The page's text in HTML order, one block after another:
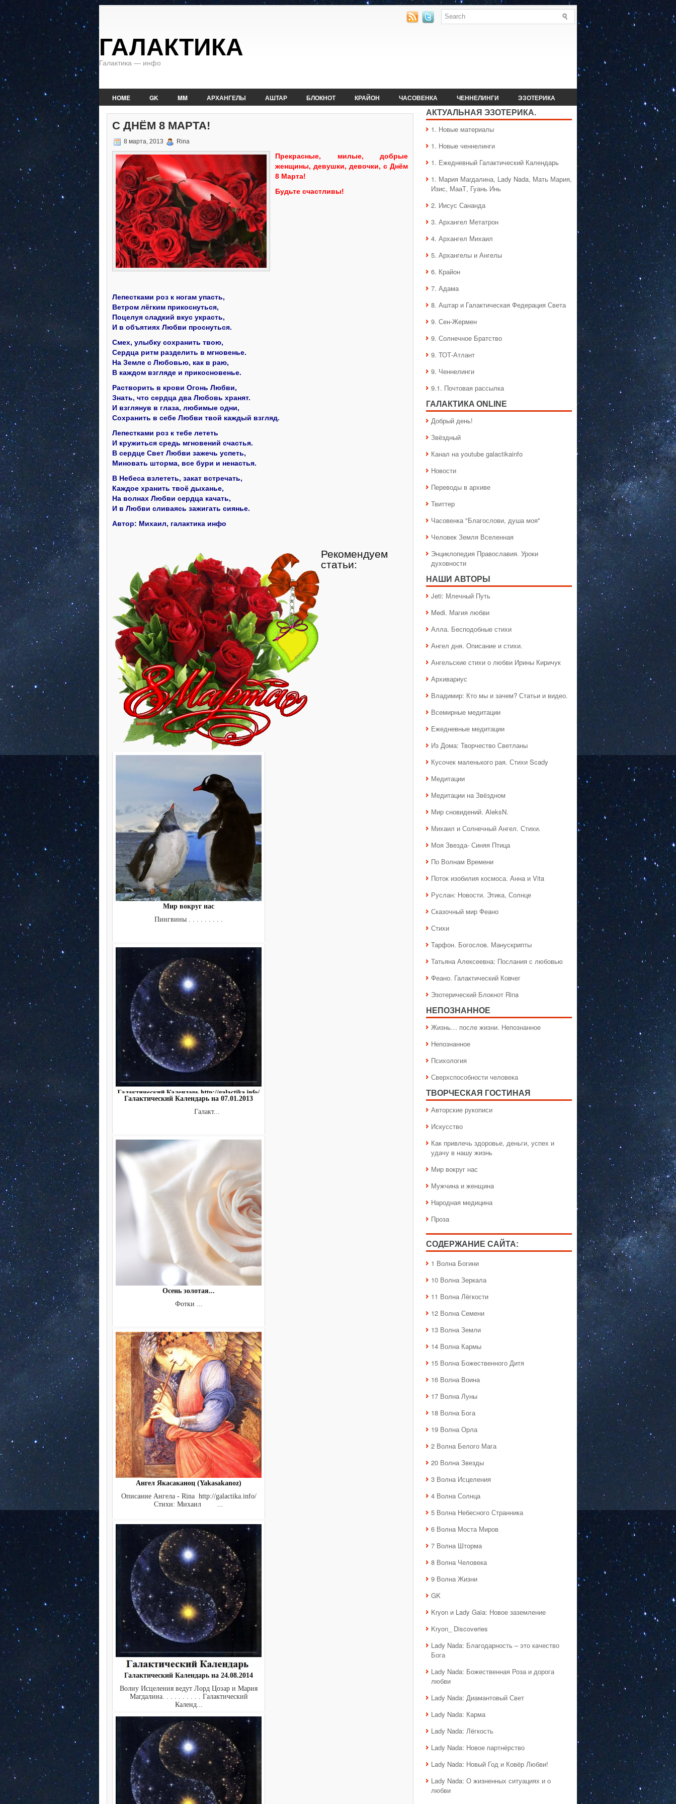
ГАЛАКТИКА
Галактика — инфо
HOME GK MM АРХАНГЕЛЫ АШТАР БЛОКНОТ КРАЙОН ЧАСОВЕНКА ЧЕННЕЛИНГИ ЭЗОТЕРИКА
С ДНЁМ 8 МАРТА!
8 марта, 2013 Rina
Прекрасные, милые, добрые
женщины, девушки, девочки, с Днём
8 Марта!
Будьте счастливы!
Лепестками роз к ногам упасть,
Ветром лёгким прикоснуться,
Поцелуя сладкий вкус украсть,
И в объятиях Любви проснуться.
Смех, улыбку сохранить твою,
Сердца ритм разделить в мгновенье.
На Земле с Любовью, как в раю,
В каждом взгляде и прикосновенье.
Растворить в крови Огонь Любви,
Знать, что сердца два Любовь хранят.
И взглянув в глаза, любимые одни,
Сохранить в себе Любви твой каждый взгляд.
Лепестками роз к тебе лететь
И кружиться средь мгновений счастья.
В сердце Свет Любви зажечь успеть,
Миновать шторма, все бури и ненастья.
В Небеса взлететь, закат встречать,
Каждое хранить твоё дыханье,
На волнах Любви сердца качать,
И в Любви сливаясь зажигать сиянье.
Автор: Михаил, галактика инфо
Рекомендуем
статьи:
Мир вокруг нас
Пингвины . . . . . . . . .
Галактический Календарь на 07.01.2013
Галакт...
Осень золотая...
Фотки ...
Ангел Якасаканоц (Yakasakanoz)
Описание Ангела - Rina http://galactika.info/
Стихи: Михаил ...
Галактический Календарь на 24.08.2014
Волну Исцеления ведут Лорд Цозар и Мария
Магдалина. . . . . . . . . . Галактический
Календ...
АКТУАЛЬНАЯ ЭЗОТЕРИКА.
1. Hовые материалы
1. Hовые ченнелинги
1. Ежедневный Галактический Календарь
1. Мария Магдалина, Lady Nada, Мать Мария,
Изис, МааТ, Гуань Инь
2. Иисус Сананда
3. Архангел Метатрон
4. Архангел Михаил
5. Архангелы и Ангелы
6. Крайон
7. Адама
8. Аштар и Галактическая Федерация Света
9. Сен-Жермен
9. Солнечное Братство
9. ТОТ-Атлант
9. Ченнелинги
9.1. Почтовая рассылка
ГАЛАКТИКA ONLINE
Добрый день!
Звёздный
Канал на youtube galactikainfo
Новости
Переводы в архиве
Твиттер
Часовенка "Благослови, душа моя"
Человек Земля Вселенная
Энциклопедия Православия. Уроки
духовности
НАШИ АВТОРЫ
Jeti: Млечный Путь
Medi. Магия любви
Алла. Бесподобные стихи
Ангел дня. Описание и стихи.
Ангельские стихи о любви Ирины Киричук
Архивариус
Владимир: Кто мы и зачем? Статьи и видео.
Всемирные медитации
Ежедневные медитации
Из Дома: Творчество Светланы
Кусочек маленького рая. Стихи Scady
Медитации
Медитации на Звёздном
Мир сновидений. AleksN.
Михаил и Солнечный Ангел. Стихи.
Моя Звезда- Синяя Птица
По Волнам Времени
Поток изобилия космоса. Анна и Vita
Руслан: Новости. Этика, Солнце
Сказочный мир Феано
Стихи
Тарфон. Богослов. Манускрипты
Татьяна Алексеевна: Послания с любовью
Феано. Галактический Ковчег
Эзотерический Блокнот Rina
НЕПОЗНАННОЕ
Жизнь… после жизни. Непознанное
Непознанное
Психология
Сверхспособности человека
ТВОРЧЕСКАЯ ГОСТИНАЯ
Авторские рукописи
Искусство
Как привлечь здоровье, деньги, успех и
удачу в нашу жизнь
Мир вокруг нас
Мужчина и женщина
Народная медицина
Проза
СОДЕРЖАНИЕ САЙТА:
1 Волна Богини
10 Волна Зеркала
11 Волна Лёгкости
12 Волна Семени
13 Волна Земли
14 Волна Кармы
15 Волна Божественного Дитя
16 Волна Воина
17 Волна Луны
18 Волна Бога
19 Волна Орла
2 Волна Белого Мага
20 Волна Звезды
3 Волна Исцеления
4 Волна Солнца
5 Волна Небесного Странника
6 Волна Моста Миров
7 Волна Шторма
8 Волна Человека
9 Волна Жизни
GK
Kryon и Lady Gaia: Новое заземление
Kryon_ Discoveries
Lady Nada: Благодарность – это качество
Бога
Lady Nada: Божественная Роза и дорога
любви
Lady Nada: Диамантовый Свет
Lady Nada: Карма
Lady Nada: Лёгкость
Lady Nada: Новое партнёрство
Lady Nada: Новый Год и Ковёр Любви!
Lady Nada: О жизненных ситуациях и о
любви